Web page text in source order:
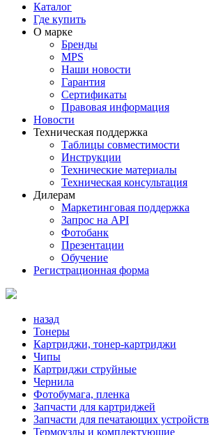
Каталог
Где купить
О марке
Бренды
MPS
Наши новости
Гарантия
Сертификаты
Правовая информация
Новости
Техническая поддержка
Таблицы совместимости
Инструкции
Технические материалы
Техническая консультация
Дилерам
Маркетинговая поддержка
Запрос на API
Фотобанк
Презентации
Обучение
Регистрационная форма
назад
Тонеры
Картриджи, тонер-картриджи
Чипы
Картриджи струйные
Чернила
Фотобумага, пленка
Запчасти для картриджей
Запчасти для печатающих устройств
Термоузлы и комплектующие